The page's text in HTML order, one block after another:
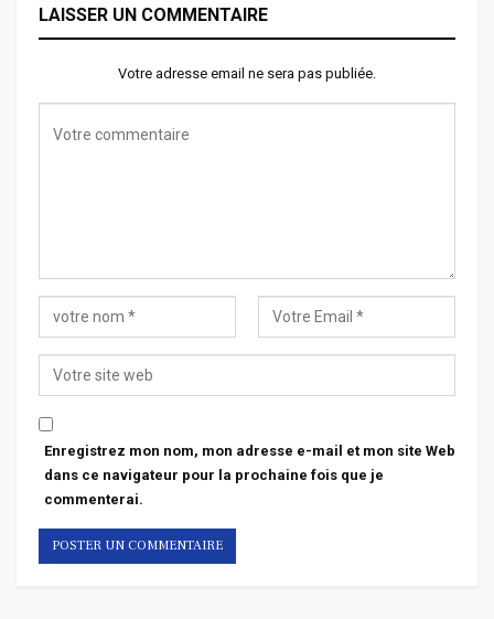
LAISSER UN COMMENTAIRE
Votre adresse email ne sera pas publiée.
Enregistrez mon nom, mon adresse e-mail et mon site Web
dans ce navigateur pour la prochaine fois que je
commenterai.